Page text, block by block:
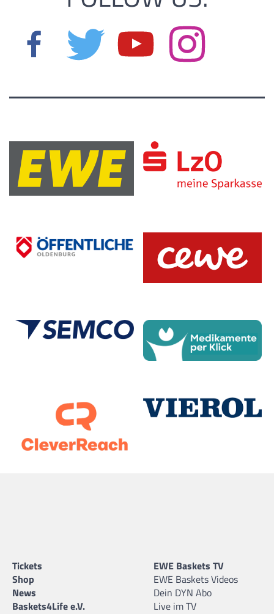
Tickets
Shop
News
Baskets4Life e.V.
EWE Baskets TV
EWE Baskets Videos
Dein DYN Abo
Live im TV